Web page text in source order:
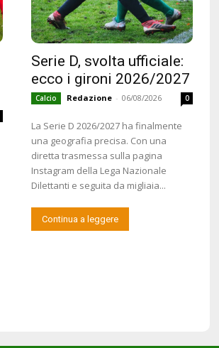
Serie D, svolta ufficiale:
ecco i gironi 2026/2027
Calcio Redazione - 06/08/2026 0
La Serie D 2026/2027 ha finalmente
una geografia precisa. Con una
diretta trasmessa sulla pagina
Instagram della Lega Nazionale
Dilettanti e seguita da migliaia...
Continua a leggere